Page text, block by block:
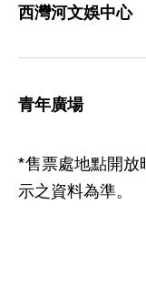
西灣河文娛中心
青年廣場
*售票處地點開放
示之資料為準。